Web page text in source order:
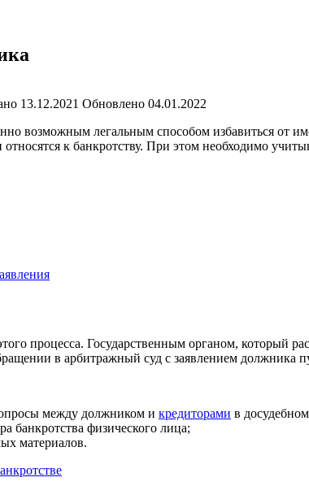
13.12.2021 Обновлено 04.01.2022
возможным легальным способом избавиться от
к банкротству. При этом необходимо
процесса. Государственным органом, который
в арбитражный суд с заявлением должника
между должником и кредиторами в
банкротства физического лица;
материалов.